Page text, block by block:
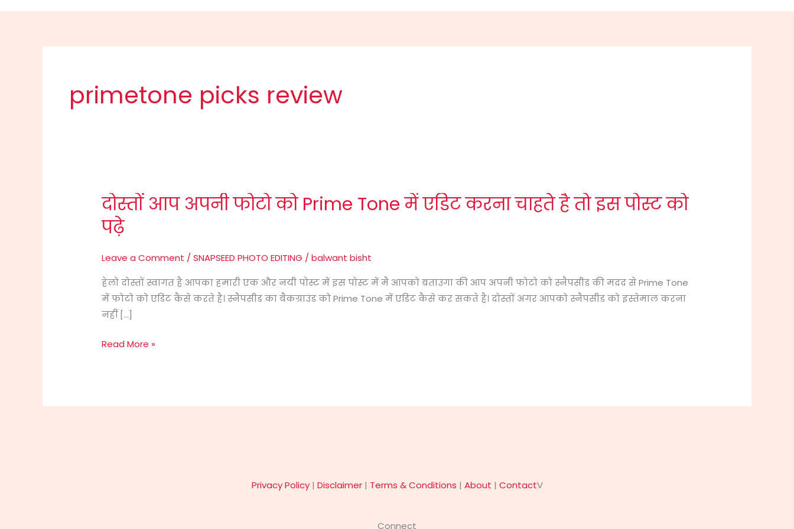
primetone picks review
दोस्तों आप अपनी फोटो को Prime Tone में एडिट करना चाहते है तो इस पोस्ट को
पढ़े
Leave a Comment /SNAPSEED PHOTO EDITING /balwant bisht
हेलो दोस्तों स्वागत है आपका हमारी एक और नयी पोस्ट में इस पोस्ट में मै आपको बताउगा की आप अपनी फोटो को स्नैपसीड की मदद से Prime Tone
में फोटो को एडिट कैसे करते है। स्नैपसीड का बैकग्राउंड को Prime Tone में एडिट कैसे कर सकते है। दोस्तों अगर आपको स्नैपसीड को इस्तेमाल करना
नहीं […]
दोस्तों
आप
अपनी
को
Prime
Tone
में
करना
इस
Read More »
Privacy Policy| Disclaimer| Terms & Conditions | About | ContactV
Connect